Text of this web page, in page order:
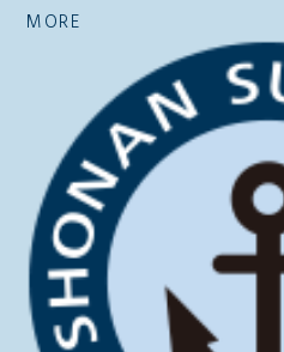
MORE